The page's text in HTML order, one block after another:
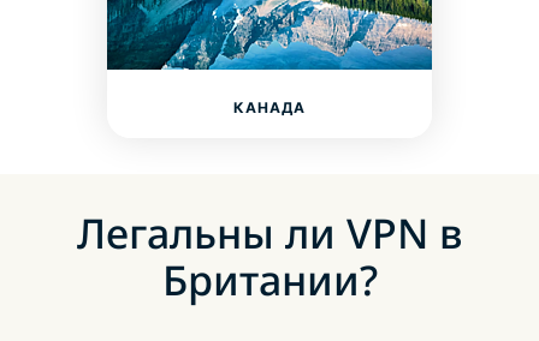
КАНАДА
Легальны ли VPN в
Британии?